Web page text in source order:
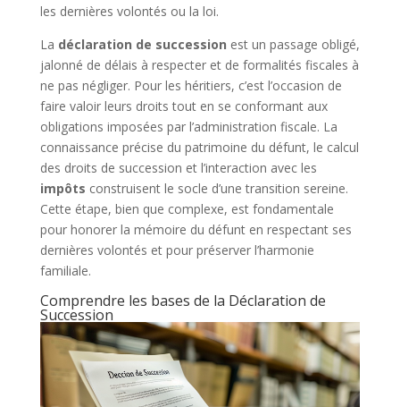
les dernières volontés ou la loi.
La déclaration de succession est un passage obligé,
jalonné de délais à respecter et de formalités fiscales à
ne pas négliger. Pour les héritiers, c’est l’occasion de
faire valoir leurs droits tout en se conformant aux
obligations imposées par l’administration fiscale. La
connaissance précise du patrimoine du défunt, le calcul
des droits de succession et l’interaction avec les
impôts construisent le socle d’une transition sereine.
Cette étape, bien que complexe, est fondamentale
pour honorer la mémoire du défunt en respectant ses
dernières volontés et pour préserver l’harmonie
familiale.
Comprendre les bases de la Déclaration de
Succession